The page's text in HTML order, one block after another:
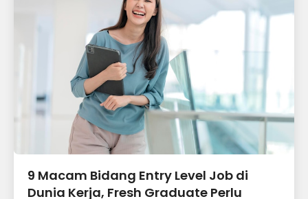
9 Macam Bidang Entry Level Job di
Dunia Kerja, Fresh Graduate Perlu